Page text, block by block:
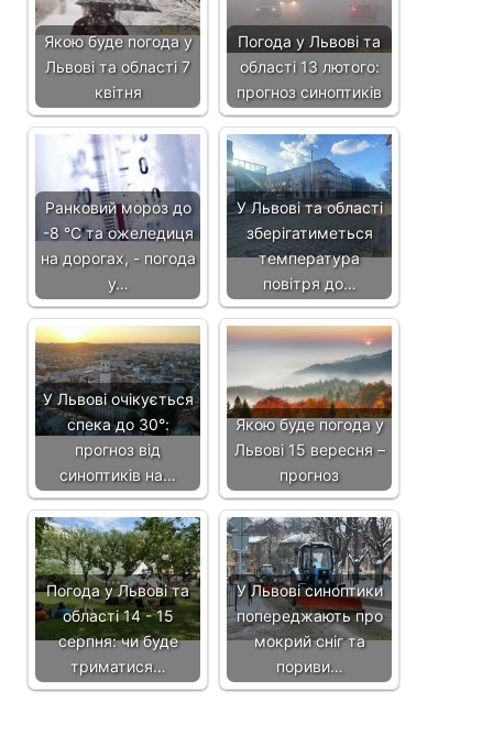
Якою буде погода у
Львові та області 7
квітня
Погода у Львові та
області 13 лютого:
прогноз синоптиків
Ранковий мороз до
-8 °С та ожеледиця
на дорогах, - погода
у…
У Львові та області
зберігатиметься
температура
повітря до…
У Львові очікується
спека до 30°:
прогноз від
синоптиків на…
Якою буде погода у
Львові 15 вересня –
прогноз
Погода у Львові та
області 14 - 15
серпня: чи буде
триматися…
У Львові синоптики
попереджають про
мокрий сніг та
пориви…